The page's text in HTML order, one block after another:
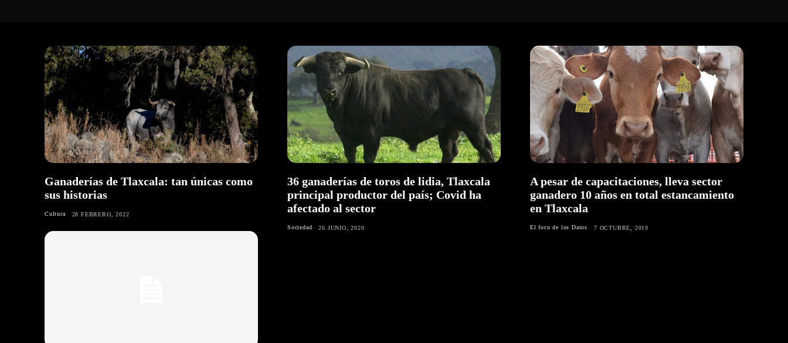
Ganaderías de Tlaxcala: tan únicas como
sus historias
Cultura 28 FEBRERO, 2022
36 ganaderías de toros de lidia, Tlaxcala
principal productor del país; Covid ha
afectado al sector
Sociedad 26 JUNIO, 2020
A pesar de capacitaciones, lleva sector
ganadero 10 años en total estancamiento
en Tlaxcala
El foco de los Datos 7 OCTUBRE, 2019